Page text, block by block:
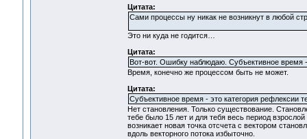
Цитата:
Сами процессы ну никак не возникнут в любой
Это ни куда не годится…
Цитата:
Вот-вот. Ошибку наблюдаю. Субъективное время
Время, конечно же процессом быть не может.
Цитата:
Субъективное время - это категория рефлексии
Нет становления. Только существование.
тебе было 15 лет и для тебя весь период
возникает новая точка отсчета с вектором
вдоль векторного потока избыточно.